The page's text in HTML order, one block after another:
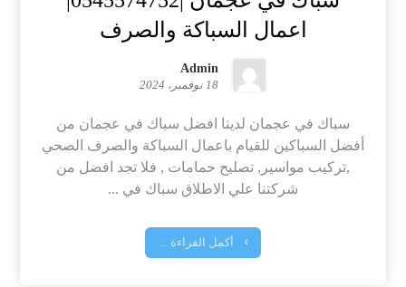
اعمال السباكة والصرف
Admin
18 نوفمبر، 2024
سباك في عجمان لدينا افضل سباك في عجمان من
أفضل السباكين للقيام باعمال السباكة والصرف الصحي
,تركيب مواسير, تصليح حمامات , فلا تجد افضل من
شركتنا علي الاطلاق سباك في ...
أكمل القراءة ...